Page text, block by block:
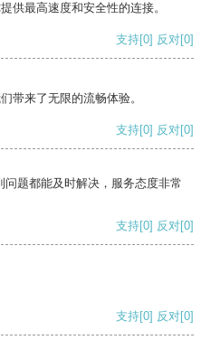
供最高速度和安全性的连接。
支持[0] 反对[0]
带来了无限的流畅体验。
支持[0] 反对[0]
题都能及时解决，服务态度非常
支持[0] 反对[0]
支持[0] 反对[0]